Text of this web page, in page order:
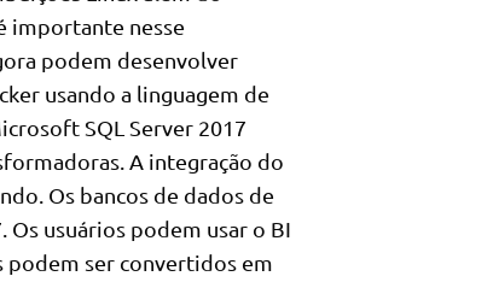
importante nesse
podem desenvolver
usando a linguagem de
SQL Server 2017
A integração do
Os bancos de dados de
Os usuários podem usar o BI
podem ser convertidos em